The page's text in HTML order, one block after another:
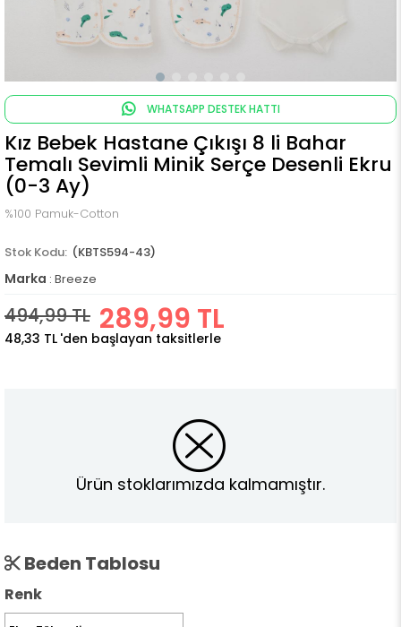
WHATSAPP DESTEK HATTI
Kız Bebek Hastane Çıkışı 8 li Bahar
Temalı Sevimli Minik Serçe Desenli Ekru
(0-3 Ay)
%100 Pamuk-Cotton
(KBTS594-43)
Marka : Breeze
494,99 TL 289,99 TL
48,33 TL 'den başlayan taksitlerle
Ürün stoklarımızda kalmamıştır.
Beden Tablosu
Renk